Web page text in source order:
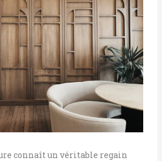
connaît un véritable regain